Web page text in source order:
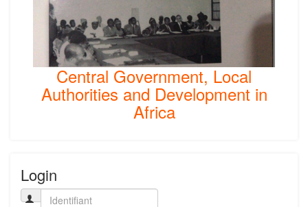
Central Government, Local
Authorities and Development in
Africa
Login